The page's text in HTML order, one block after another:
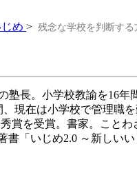
め > 残念な学校を判断する
塾長。小学校教諭を16年
、現在は小学校で管理職
賞を受賞。書家。ことわ
書「いじめ2.0 ～新しい